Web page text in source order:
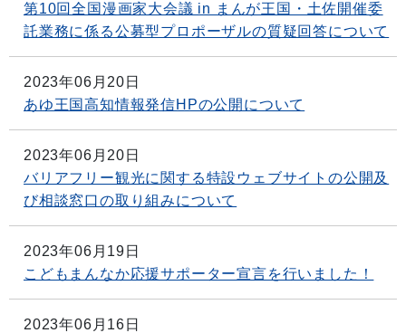
第10回全国漫画家大会議 in まんが王国・土佐開催委
託業務に係る公募型プロポーザルの質疑回答について
2023年06月20日
あゆ王国高知情報発信HPの公開について
2023年06月20日
バリアフリー観光に関する特設ウェブサイトの公開及
び相談窓口の取り組みについて
2023年06月19日
こどもまんなか応援サポーター宣言を行いました！
2023年06月16日